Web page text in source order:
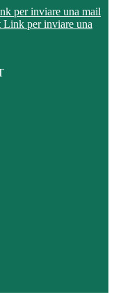
per inviare una mail
Link per inviare una